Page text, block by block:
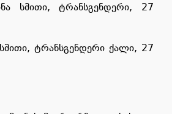
სმითი, ტრანსგენდერი, 27
სმითი, ტრანსგენდერი ქალი, 27